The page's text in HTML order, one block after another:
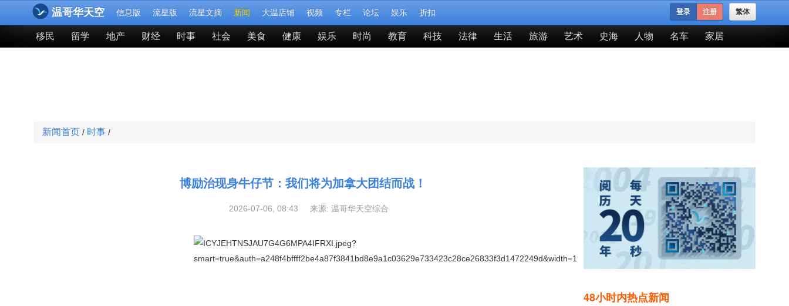
温哥华天空 信息版 流星版 流星文摘 新闻 大温店铺 视频 专栏 论坛 娱乐 折扣 繁体
登录 注册
移民 留学 地产 财经 时事 社会 美食 健康 娱乐 时尚 教育 科技 法律 生活 旅游 艺术 史海 人物 名车 家居
新闻首页 / 时事 /
博励治现身牛仔节：我们将为加拿大团结而战！
2026-07-06, 08:43 来源: 温哥华天空综合
48小时内热点新闻